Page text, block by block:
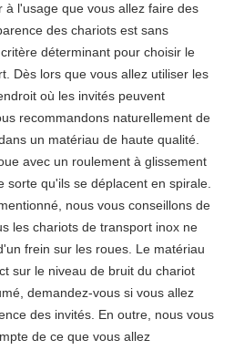
à l'usage que vous allez faire des
des chariots est sans
déterminant pour choisir le
Dès lors que vous allez utiliser les
où les invités peuvent
recommandons naturellement de
un matériau de haute qualité.
avec un roulement à glissement
sorte qu'ils se déplacent en spirale.
nous vous conseillons de
les chariots de transport inox ne
frein sur les roues. Le matériau
sur le niveau de bruit du chariot
demandez-vous si vous allez
des invités. En outre, nous vous
de ce que vous allez